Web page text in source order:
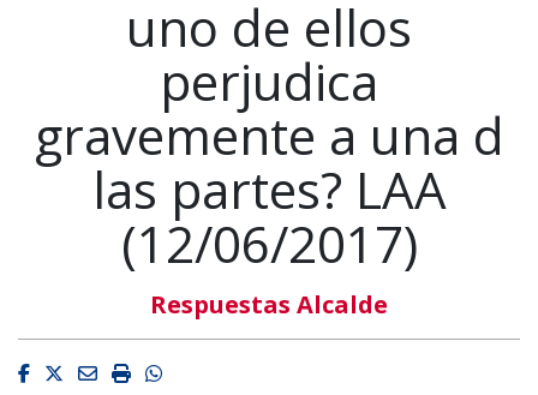
uno de ellos
perjudica
gravemente a una d
las partes? LAA
(12/06/2017)
Respuestas Alcalde
Facebook
Twitter
EmailImprimirWhatsapp